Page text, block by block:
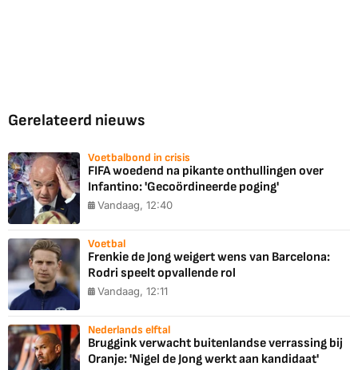
Gerelateerd nieuws
Voetbalbond in crisis
FIFA woedend na pikante onthullingen over
Infantino: 'Gecoördineerde poging'
Vandaag, 12:40
Voetbal
Frenkie de Jong weigert wens van Barcelona:
Rodri speelt opvallende rol
Vandaag, 12:11
Nederlands elftal
Bruggink verwacht buitenlandse verrassing bij
Oranje: 'Nigel de Jong werkt aan kandidaat'